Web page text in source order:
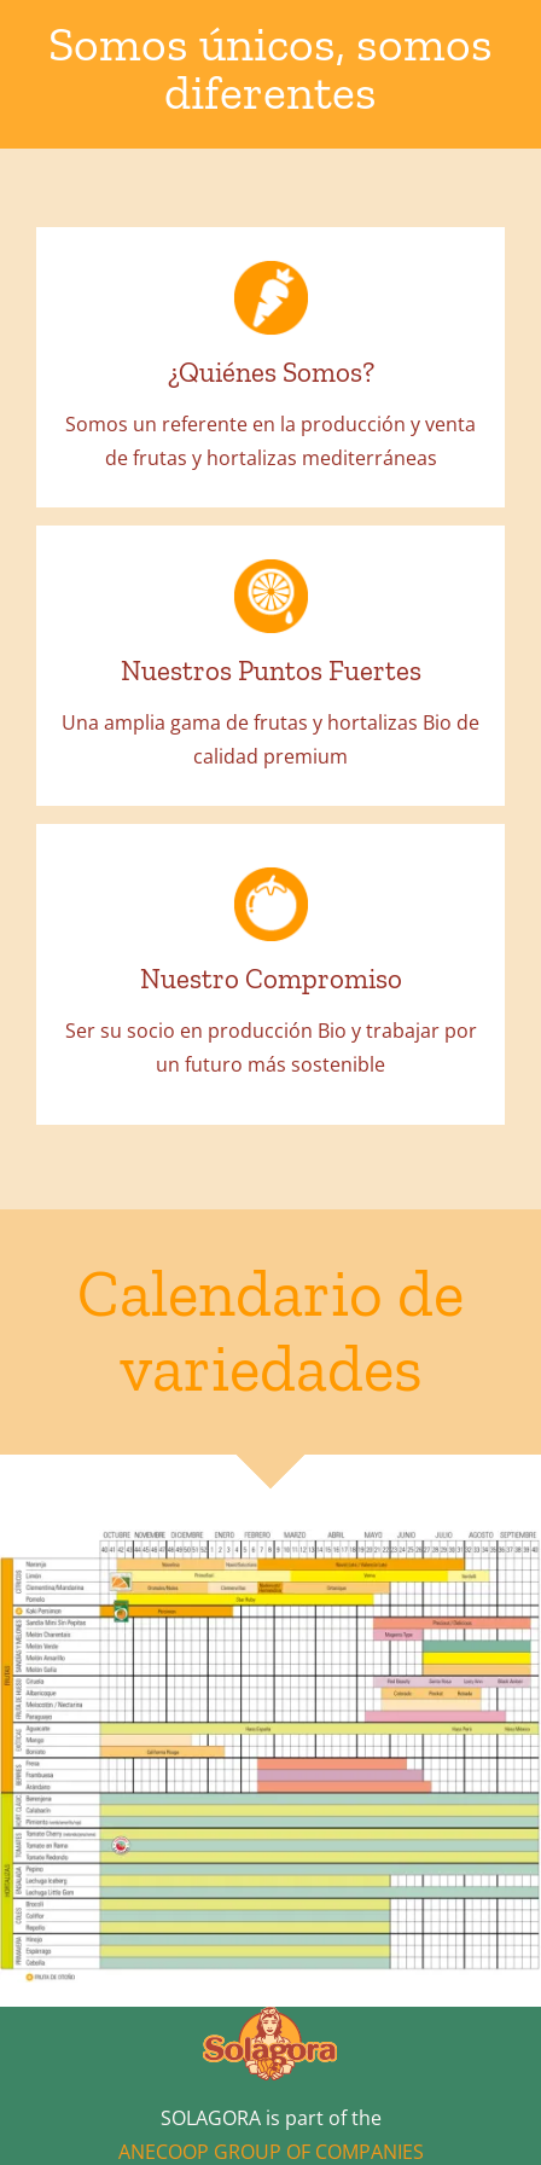
Somos únicos, somos
diferentes
¿Quiénes Somos?
Somos un referente en la producción y venta
de frutas y hortalizas mediterráneas
NUESTRA SINGULARIDAD ES
Nuestra empresa aúna la energía de la
juventud y el saber hacer de la experiencia
Nuestros Puntos Fuertes
Una amplia gama de frutas y hortalizas Bio de
calidad premium
NUESTRAS FORTALEZAS
Más de 30 referencias de cítricos, frutas y
hortalizas.
Nuestro Compromiso
Ser su socio en producción Bio y trabajar por
un futuro más sostenible
TRABAJAMOS PARA
RESPONDER A SUS
variedades propias, con una atención al
cliente personalizada.
Calendario de
variedades
SOLAGORA is part of the
ANECOOP GROUP OF COMPANIES